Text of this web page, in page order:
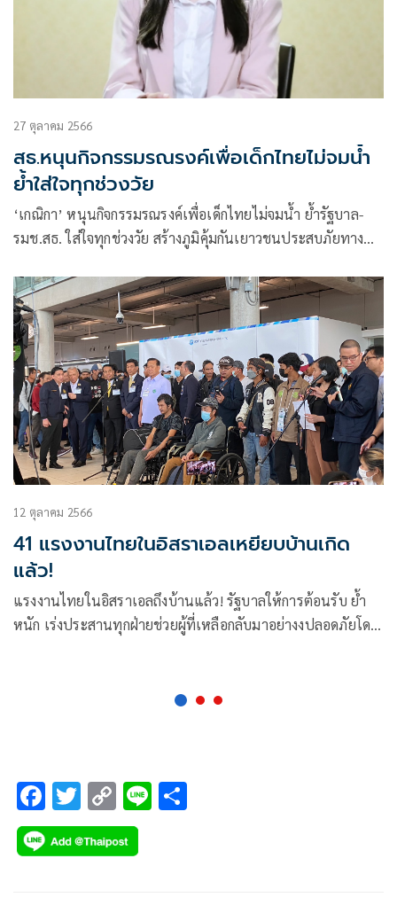
27 ตุลาคม 2566
สธ.หนุนกิจกรรมรณรงค์เพื่อเด็กไทยไม่จมน้ำ
ย้ำใส่ใจทุกช่วงวัย
‘เกณิกา’ หนุนกิจกรรมรณรงค์เพื่อเด็กไทยไม่จมน้ำ ย้ำรัฐบาล-
รมช.สธ. ใส่ใจทุกช่วงวัย สร้างภูมิคุ้มกันเยาวชนประสบภัยทางน้ำ
ปฐมพยาบาลเบื้องต้น
12 ตุลาคม 2566
41 แรงงานไทยในอิสราเอลเหยียบบ้านเกิด
แล้ว!
แรงงานไทยในอิสราเอลถึงบ้านแล้ว! รัฐบาลให้การต้อนรับ ย้ำ
หนัก เร่งประสานทุกฝ่ายช่วยผู้ที่เหลือกลับมาอย่างงปลอดภัยโดย
F
ac
e
T
wi
tt
C
o
p
Li